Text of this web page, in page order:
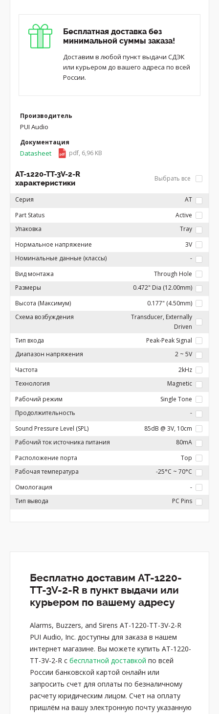
Бесплатная доставка без
минимальной суммы заказа!
Доставим в любой пункт выдачи СДЭК
или курьером до вашего адреса по всей
России.
Производитель
PUI Audio
Документация
Datasheet pdf, 6,96 KB
AT-1220-TT-3V-2-R
характеристики
Выбрать все
Серия
AT
Part Status
Active
Упаковка
Tray
Нормальное напряжение
3V
Номинальные данные (классы)
-
Вид монтажа
Through Hole
Размеры
0.472" Dia (12.00mm)
Высота (Максимум)
0.177" (4.50mm)
Схема возбуждения
Transducer, Externally
Driven
Тип входа
Peak-Peak Signal
Диапазон напряжения
2 ~ 5V
Частота
2kHz
Технология
Magnetic
Рабочий режим
Single Tone
Продолжительность
-
Sound Pressure Level (SPL)
85dB @ 3V, 10cm
Рабочий ток источника питания
80mA
Расположение порта
Top
Рабочая температура
-25°C ~ 70°C
Омологация
-
Тип вывода
PC Pins
Бесплатно доставим AT-1220-
TT-3V-2-R в пункт выдачи или
курьером по вашему адресу
Alarms, Buzzers, and Sirens AT-1220-TT-3V-2-R
PUI Audio, Inc. доступны для заказа в нашем
интернет магазине. Вы можете купить AT-1220-
TT-3V-2-R с бесплатной доставкой по всей
России банковской картой онлайн или
запросить счет для оплаты по безналичному
расчету юридическим лицом. Счет на оплату
пришлём на вашу электронную почту указанную